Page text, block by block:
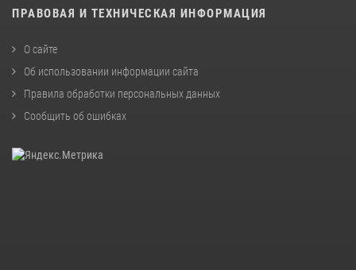
ПРАВОВАЯ И ТЕХНИЧЕСКАЯ ИНФОРМАЦИЯ
О сайте
Об использовании информации сайта
Правила обработки персональных данных
Сообщить об ошибках